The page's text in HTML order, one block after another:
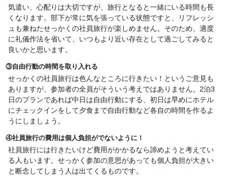
気遣い、心配りは大切ですが、旅行となると一緒にいる時間も長
くなります。部下が常に気を張っている状態ですと、リフレッシ
ュも兼ねたせっかくの社員旅行が楽しめません。そのため、適度
に礼儀作法を省いて、いつもより近い存在として過ごしてみると
良いかと思います。
③自由行動の時間を取り入れる
せっかくの社員旅行は色んなところに行きたい！というご意見も
ありますが、参加者の全員がそういう考えではありません。2泊3
日のプランであれば中日は自由行動にする、初日は早めにホテル
にチェックインをして夕食まで自由行動など各自の時間を作るよ
うにしましょう。
④社員旅行の費用は個人負担がでないように！
社員旅行には行きたいけど費用がかかるなら諦めようと考えてい
る人もいます。せっかく参加の意思があっても個人負担が大きい
と断念してしまう人は出てくるものです。